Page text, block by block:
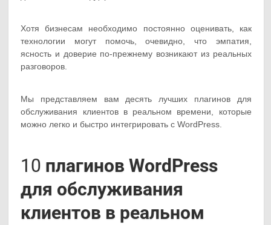
Хотя бизнесам необходимо постоянно оценивать, как
технологии могут помочь, очевидно, что эмпатия,
ясность и доверие по-прежнему возникают из реальных
разговоров.
Мы представляем вам десять лучших плагинов для
обслуживания клиентов в реальном времени, которые
можно легко и быстро интегрировать с WordPress.
10 плагинов WordPress
для обслуживания
клиентов в реальном